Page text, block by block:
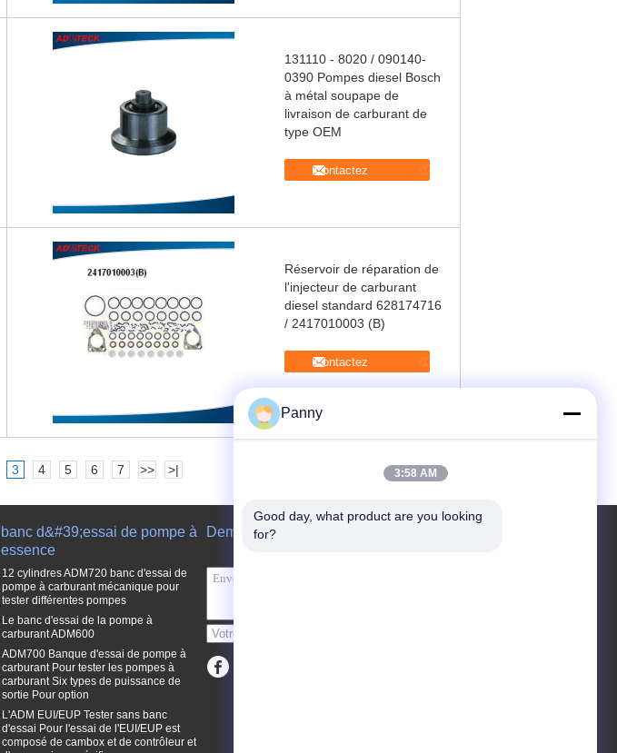
131110 - 8020 / 090140-
0390 Pompes diesel Bosch
à métal soupape de
livraison de carburant de
type OEM
Contactez
Réservoir de réparation de
l'injecteur de carburant
diesel standard 628174716
/ 2417010003 (B)
Contactez
3 4 5 6 7 >> >|
banc d&#39;essai de pompe à
essence
12 cylindres ADM720 banc d'essai de
pompe à carburant mécanique pour
tester différentes pompes
Le banc d'essai de la pompe à
carburant ADM600
ADM700 Banque d'essai de pompe à
carburant Pour tester les pompes à
carburant Six types de puissance de
sortie Pour option
L'ADM EUI/EUP Tester sans banc
d'essai Pour l'essai de l'EUI/EUP est
composé de cambox et de contrôleur et
Demande de soumission
Panny
3:58 AM
Good day, what product are you looking
for?